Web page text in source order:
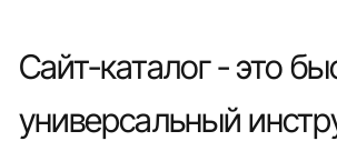
Сайт-каталог - это
универсальный